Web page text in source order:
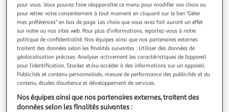
VIDAXL
Miroir de salle de bain chene sonoma bois d'ingenierie
Ajoutez une touche d'aspect esthetiquement agreable dans
votre salle de bain avec ce miroir, qui ajoute un style
contemporain a n'importe quelle piece ! Le miroir mural est
fait de bois d'ingenierie et d'acrylique, ce qui le rend
durable et stable. Il dispose de 3 etageres, offrant
suffisamment d'es
En savoir +
Vous voulez connaître le prix de ce produit ?
Afficher le prix
pour vous. Vous pouvez faire réapparaître ce menu pour modifier vos choix ou
pour retirer votre consentement à tout moment en cliquant sur le lien "Gérer
mes préférences" en bas de page. Les choix que vous avez fait auront un effet
sur notre ou nos sites web. Pour plus d’informations, reportez-vous à notre
politique de confidentialité. Nos équipes ainsi que nos partenaires externes
traitent des données selon les finalités suivantes : Utiliser des données de
géolocalisation précises. Analyser activement les caractéristiques de l’appareil
pour l’identification. Stocker et/ou accéder à des informations sur un appareil.
Publicités et contenu personnalisés, mesure de performance des publicités et du
contenu, études d’audience et développement de services.
Nos équipes ainsi que nos partenaires externes, traitent des
données selon les finalités suivantes :